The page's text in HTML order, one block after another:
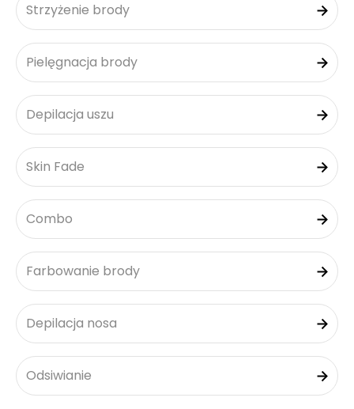
Strzyżenie brody
Pielęgnacja brody
Depilacja uszu
Skin Fade
Combo
Farbowanie brody
Depilacja nosa
Odsiwianie